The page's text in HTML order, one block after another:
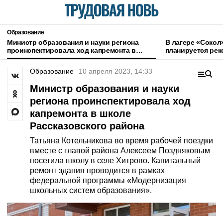
Образование
Министр образования и науки региона
проинспектировала ход капремонта в
школе Рассказовского района
В лагере
планируется
Образование 10 апреля 2023, 14:33
Министр образования и науки
региона проинспектировала ход
капремонта в школе
Рассказовского района
Татьяна Котельникова во время рабочей поездки
вместе с главой района Алексеем Поздняковым
посетила школу в селе Хитрово. Капитальный
ремонт здания проводится в рамках
федеральной программы «Модернизация
школьных систем образования».